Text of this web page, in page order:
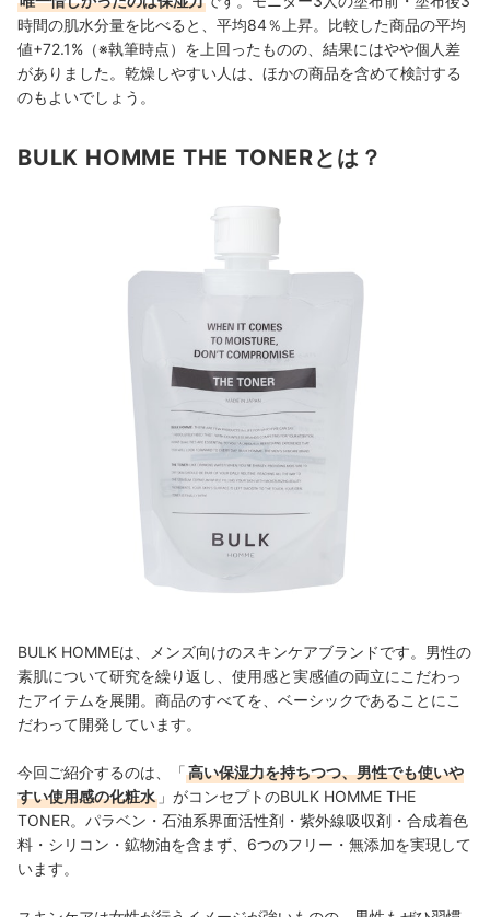
時間の肌水分量を比べると、平均84％上昇。 比較した商品の平均
値+72.1%（※執筆時点）を上回ったものの、結果にはやや個人差
がありました。乾燥しやすい人は、 ほかの商品を含めて検討する
のもよいでしょう。
BULK HOMME THE TONERとは？
BULK HOMMEは、メンズ向けのスキンケアブランドです。男性の
素肌について研究を繰り返し、使用感と実感値の両立にこだわっ
たアイテムを展開。商品のすべてを、ベーシックであることにこ
だわって開発しています。
今回ご紹介するのは、「高い保湿力を持ちつつ、男性でも使いや
すい使用感の化粧水 」がコンセプトのBULK HOMME THE
TONER。パラベン・石油系界面活性剤・紫外線吸収剤・合成着色
料・シリコン・鉱物油を含まず、6つのフリー・無添加を実現して
います。